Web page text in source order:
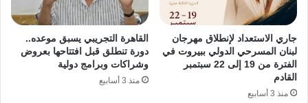
جاري الاستعداد لإنطلاق مهرجان
لبنان المسرحي الدولي ببيروت في
الفترة من 19 إلى 22 سبتمبر
القادم
منذ 3 أسابيع
القاهرة التجريبي يسبق موعده..
دورة تنطلق قبل افتتاحها بعروض
وشراكات وبرامج دولية
منذ 3 أسابيع